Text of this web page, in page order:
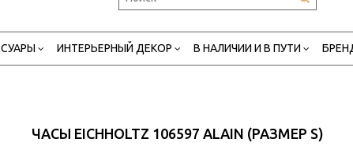
ИНТЕРЬЕРНЫЙ ДЕКОР В НАЛИЧИИ И В ПУТИ
ЧАСЫ EICHHOLTZ 106597 ALAIN (РАЗМЕР S)